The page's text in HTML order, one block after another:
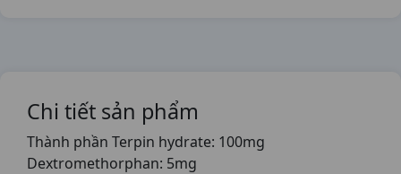
Chi tiết sản phẩm
Thành phần Terpin hydrate: 100mg
Dextromethorphan: 5mg